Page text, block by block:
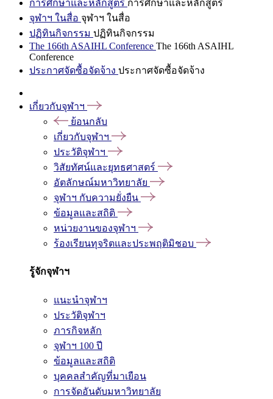
การศึกษาและหลักสูตร การศึกษาและหลักสูตร
จุฬาฯ ในสื่อ จุฬาฯ ในสื่อ
ปฏิทินกิจกรรม ปฏิทินกิจกรรม
The 166th ASAIHL Conference The 166th ASAIHL
Conference
ประกาศจัดซื้อจัดจ้าง ประกาศจัดซื้อจัดจ้าง
เกี่ยวกับจุฬาฯ
ย้อนกลับ
เกี่ยวกับจุฬาฯ
ประวัติจุฬาฯ
วิสัยทัศน์และยุทธศาสตร์
อัตลักษณ์มหาวิทยาลัย
จุฬาฯ กับความยั่งยืน
ข้อมูลและสถิติ
หน่วยงานของจุฬาฯ
ร้องเรียนทุจริตและประพฤติมิชอบ
รู้จักจุฬาฯ
แนะนำจุฬาฯ
ประวัติจุฬาฯ
ภารกิจหลัก
จุฬาฯ 100 ปี
ข้อมูลและสถิติ
บุคคลสำคัญที่มาเยือน
การจัดอันดับมหาวิทยาลัย